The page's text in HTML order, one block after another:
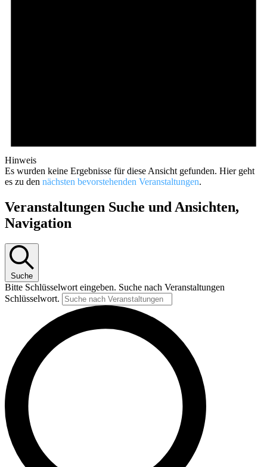
Hinweis
Es wurden keine Ergebnisse für diese Ansicht gefunden. Hier geht
es zu den nächsten bevorstehenden Veranstaltungen.
Veranstaltungen Suche und Ansichten,
Navigation
Suche
Bitte Schlüsselwort eingeben. Suche nach Veranstaltungen
Schlüsselwort.